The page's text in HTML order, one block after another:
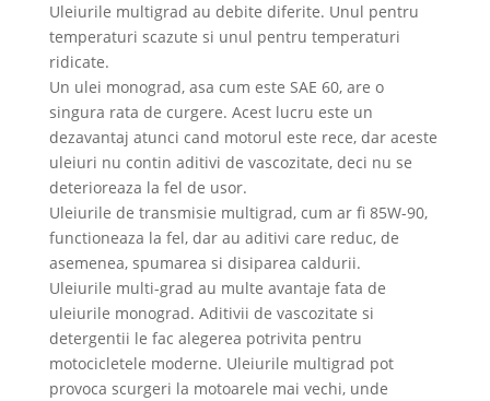
Uleiurile multigrad au debite diferite. Unul pentru
temperaturi scazute si unul pentru temperaturi
ridicate.
Un ulei monograd, asa cum este SAE 60, are o
singura rata de curgere. Acest lucru este un
dezavantaj atunci cand motorul este rece, dar aceste
uleiuri nu contin aditivi de vascozitate, deci nu se
deterioreaza la fel de usor.
Uleiurile de transmisie multigrad, cum ar fi 85W-90,
functioneaza la fel, dar au aditivi care reduc, de
asemenea, spumarea si disiparea caldurii.
Uleiurile multi-grad au multe avantaje fata de
uleiurile monograd. Aditivii de vascozitate si
detergentii le fac alegerea potrivita pentru
motocicletele moderne. Uleiurile multigrad pot
provoca scurgeri la motoarele mai vechi, unde